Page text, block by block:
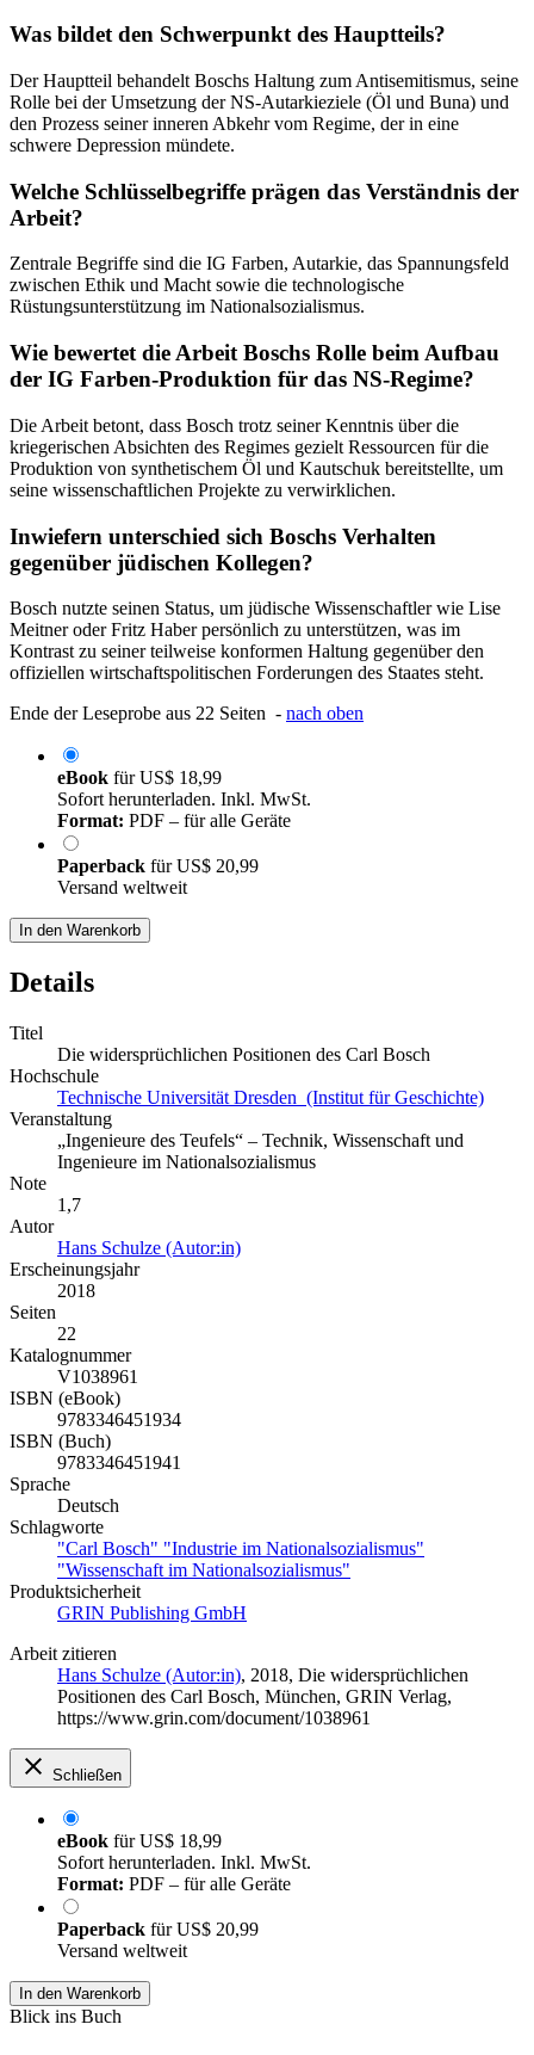
Was bildet den Schwerpunkt des Hauptteils?
Der Hauptteil behandelt Boschs Haltung zum Antisemitismus, seine
Rolle bei der Umsetzung der NS-Autarkieziele (Öl und Buna) und
den Prozess seiner inneren Abkehr vom Regime, der in eine
schwere Depression mündete.
Welche Schlüsselbegriffe prägen das Verständnis der
Arbeit?
Zentrale Begriffe sind die IG Farben, Autarkie, das Spannungsfeld
zwischen Ethik und Macht sowie die technologische
Rüstungsunterstützung im Nationalsozialismus.
Wie bewertet die Arbeit Boschs Rolle beim Aufbau
der IG Farben-Produktion für das NS-Regime?
Die Arbeit betont, dass Bosch trotz seiner Kenntnis über die
kriegerischen Absichten des Regimes gezielt Ressourcen für die
Produktion von synthetischem Öl und Kautschuk bereitstellte, um
seine wissenschaftlichen Projekte zu verwirklichen.
Inwiefern unterschied sich Boschs Verhalten
gegenüber jüdischen Kollegen?
Bosch nutzte seinen Status, um jüdische Wissenschaftler wie Lise
Meitner oder Fritz Haber persönlich zu unterstützen, was im
Kontrast zu seiner teilweise konformen Haltung gegenüber den
offiziellen wirtschaftspolitischen Forderungen des Staates steht.
Ende der Leseprobe aus 22 Seiten - nach oben
eBook fürUS$ 18,99
Sofort herunterladen. Inkl. MwSt.
Format: PDF – für alle Geräte
Paperback fürUS$ 20,99
Versand weltweit
In den Warenkorb
Details
Titel
Die widersprüchlichen Positionen des Carl Bosch
Hochschule
Technische Universität Dresden (Institut für Geschichte)
Veranstaltung
„Ingenieure des Teufels“ – Technik, Wissenschaft und
Ingenieure im Nationalsozialismus
Note
1,7
Autor
Hans Schulze (Autor:in)
Erscheinungsjahr
2018
Seiten
22
Katalognummer
V1038961
ISBN (eBook)
9783346451934
ISBN (Buch)
9783346451941
Sprache
Deutsch
Schlagworte
"Carl Bosch" "Industrie im Nationalsozialismus"
"Wissenschaft im Nationalsozialismus"
Produktsicherheit
GRIN Publishing GmbH
Arbeit zitieren
Hans Schulze (Autor:in), 2018, Die widersprüchlichen
Positionen des Carl Bosch, München, GRIN Verlag,
https://www.grin.com/document/1038961
Schließen
eBook fürUS$ 18,99
Sofort herunterladen. Inkl. MwSt.
Format: PDF – für alle Geräte
Paperback fürUS$ 20,99
Versand weltweit
In den Warenkorb
Blick ins Buch